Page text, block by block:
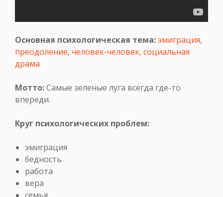
Основная психологическая тема:эмиграция,
преодоление, человек-человек, социальная
драма
Мотто:Самые зеленые луга всегда где-то
впереди.
Круг психологических проблем:
эмиграция
бедность
работа
вера